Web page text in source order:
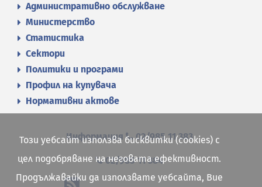
Административно обслужване
Министерство
Статистика
Сектори
Политики и програми
Профил на купувача
Нормативни актове
Информация 02/985 11 383
02/985 11 384
Този уебсайт използва бисквитки (cookies) с
цел подобряване на неговата ефективност.
Продължавайки да използвате уебсайта, Вие